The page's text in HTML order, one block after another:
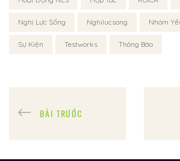
Nghị Lực Sống Nghilucsong Nhóm
Sự Kiện Testworks Thông Báo
BÀI TRƯỚC